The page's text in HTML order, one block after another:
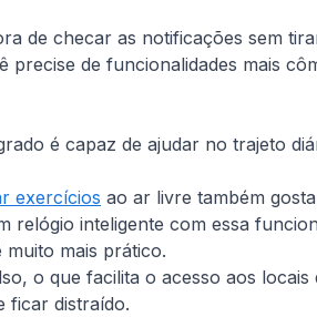
de checar as notificações sem
precise de funcionalidades mais
é capaz de ajudar no trajeto
exercícios ao ar livre também
relógio inteligente com essa
mais prático.
o que facilita o acesso aos
ficar distraído.